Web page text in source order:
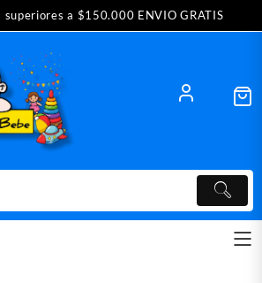
superiores a $150.000 ENVIO GRATIS